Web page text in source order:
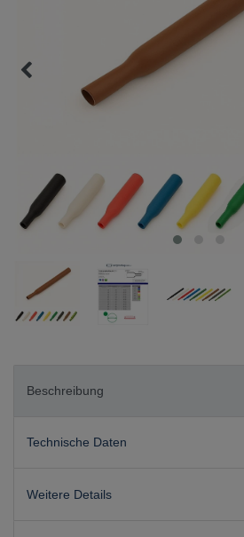
Beschreibung
Technische Daten
Weitere Details